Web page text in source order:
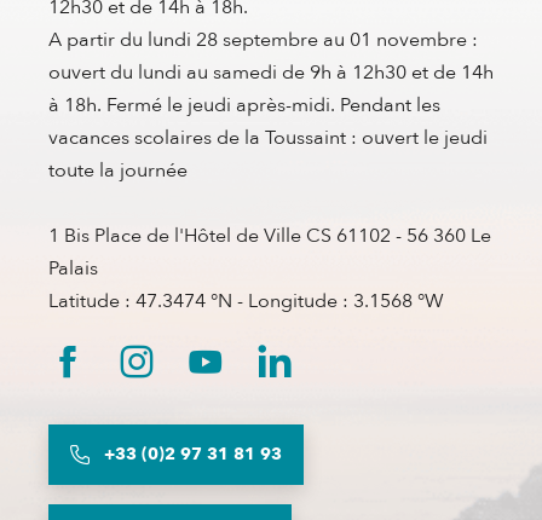
12h30 et de 14h à 18h.
A partir du lundi 28 septembre au 01 novembre :
ouvert du lundi au samedi de 9h à 12h30 et de 14h
à 18h. Fermé le jeudi après-midi. Pendant les
vacances scolaires de la Toussaint : ouvert le jeudi
toute la journée
1 Bis Place de l'Hôtel de Ville CS 61102 - 56 360 Le
Palais
Latitude : 47.3474 °N - Longitude : 3.1568 °W
+33 (0)2 97 31 81 93